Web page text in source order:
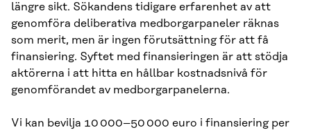
längre sikt. Sökandens tidigare erfarenhet av att
genomföra deliberativa medborgarpaneler räknas
som merit, men är ingen förutsättning för att få
finansiering. Syftet med finansieringen är att stödja
aktörerna i att hitta en hållbar kostnadsnivå för
genomförandet av medborgarpanelerna.
Vi kan bevilja 10 000–50 000 euro i finansiering per